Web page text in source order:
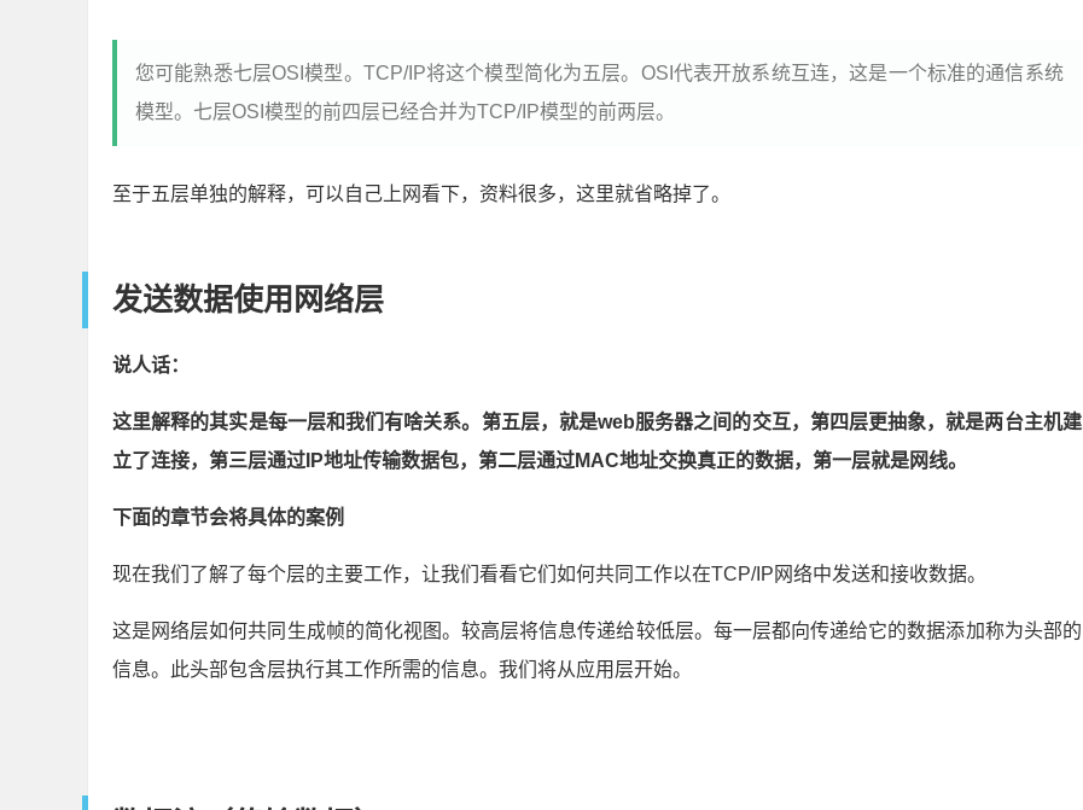
模型。七层OSI模型的前四层已经合并为TCP/IP模型的前两层。
至于五层单独的解释，可以自己上网看下，资料很多，这里就省略掉了。
说人话：